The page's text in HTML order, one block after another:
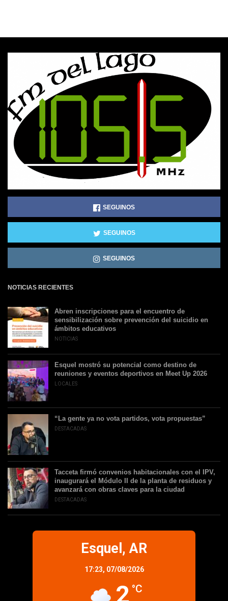
SEGUINOS
SEGUINOS
SEGUINOS
NOTICIAS RECIENTES
Abren inscripciones para el encuentro de
sensibilización sobre prevención del suicidio en
ámbitos educativos
NOTICIAS
Esquel mostró su potencial como destino de
reuniones y eventos deportivos en Meet Up 2026
LOCALES
“La gente ya no vota partidos, vota propuestas”
DESTACADAS
Tacceta firmó convenios habitacionales con el IPV,
inaugurará el Módulo II de la planta de residuos y
avanzará con obras claves para la ciudad
DESTACADAS
Esquel, AR
17:23, 07/08/2026
2 °C